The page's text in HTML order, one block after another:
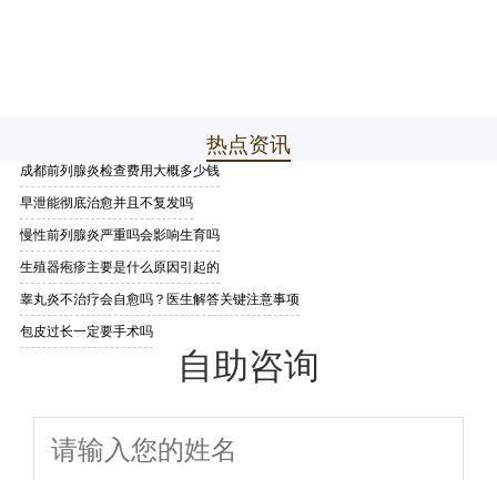
热点资讯
成都前列腺炎检查费用大概多少钱
早泄能彻底治愈并且不复发吗
慢性前列腺炎严重吗会影响生育吗
生殖器疱疹主要是什么原因引起的
睾丸炎不治疗会自愈吗？医生解答关键注意事项
包皮过长一定要手术吗
自助咨询